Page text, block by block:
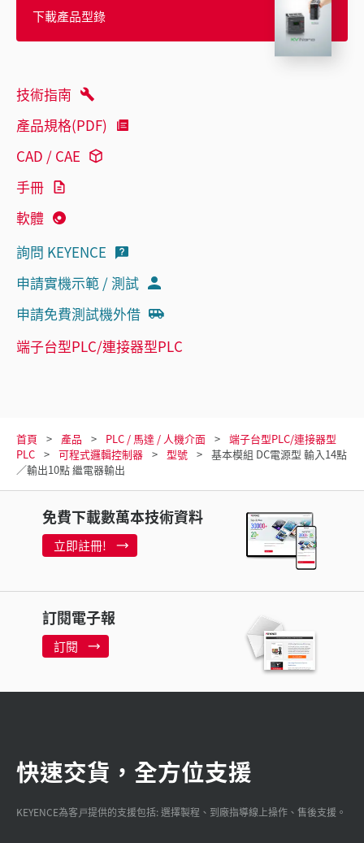
下載產品型錄
技術指南
產品規格(PDF)
CAD / CAE
手冊
軟體
詢問 KEYENCE
申請實機示範 / 測試
申請免費測試機外借
端子台型PLC/連接器型PLC
首頁 產品 PLC / 馬達 / 人機介面
端子台型PLC/連接器型
PLC
可程式邏輯控制器 型號
基本模組 DC電源型 輸入14點
／輸出10點 繼電器輸出
免費下載數萬本技術資料
立即註冊!
訂閱電子報
訂閱
快速交貨，全方位支援
KEYENCE為客戸提供的支援包括: 選擇製程、到廠指導線上操作、售後支援。